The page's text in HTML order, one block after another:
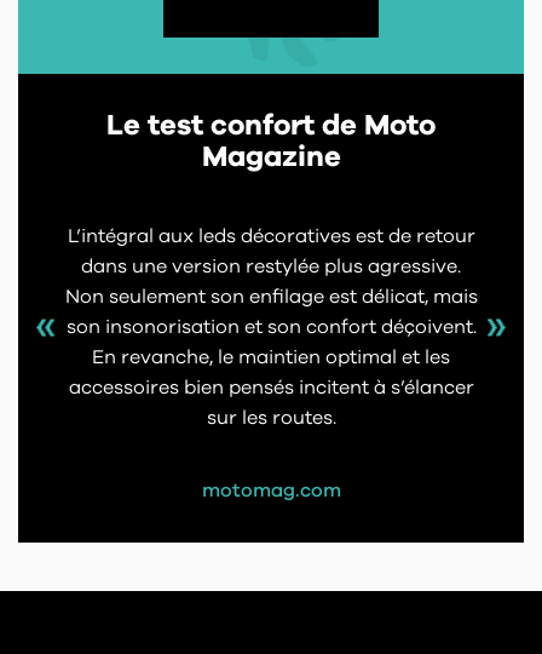
Le test confort de Moto
Magazine
L’intégral aux leds décoratives est de retour
dans une version restylée plus agressive.
Non seulement son enfilage est délicat, mais
son insonorisation et son confort déçoivent.
En revanche, le maintien optimal et les
accessoires bien pensés incitent à s’élancer
sur les routes.
motomag.com